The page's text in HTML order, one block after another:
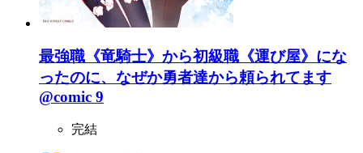
最強職《竜騎士》から初級職《運び屋》にな
ったのに、なぜか勇者達から頼られてます
@comic 9
完結